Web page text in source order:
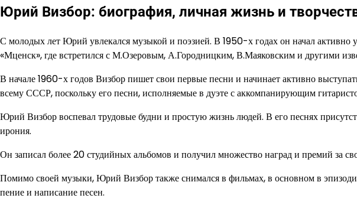
Юрий Визбор: биография, личная жизнь и
С молодых лет Юрий увлекался музыкой и поэзией. В 1950-х годах он начал активно
«Мценск», где встретился с М.Озеровым, А.Городницким, В.Маяковским и другими
В начале 1960-х годов Визбор пишет свои первые песни и начинает активно
всему СССР, поскольку его песни, исполняемые в дуэте с аккомпанирующим
Юрий Визбор воспевал трудовые будни и простую жизнь людей. В его песнях
ирония.
Он записал более 20 студийных альбомов и получил множество наград и премий за
Помимо своей музыки, Юрий Визбор также снимался в фильмах, в основном в
пение и написание песен.